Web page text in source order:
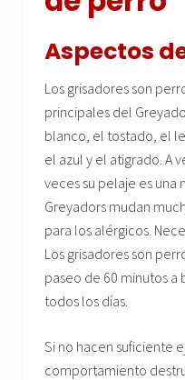
Aspectos
Los grisadores son
principales del
blanco, el tostado, el
el azul y el atigrado. A
veces su pelaje es una
Greyadors mudan
para los alérgicos.
Los grisadores son
paseo de 60 minutos a
todos los días.
Si no hacen suficiente
comportamiento